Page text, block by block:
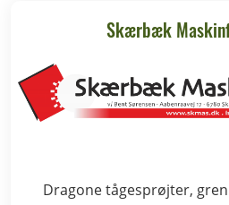
Skærbæk
Dragone tågesprøjter,